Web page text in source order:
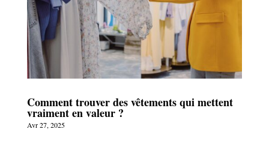
Comment trouver des vêtements qui mettent
vraiment en valeur ?
Avr 27, 2025